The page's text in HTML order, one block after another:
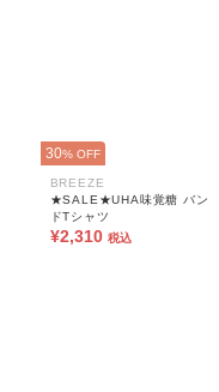
30% OFF
BREEZE
★SALE★UHA味覚糖 バン
ドTシャツ
¥2,310 税込